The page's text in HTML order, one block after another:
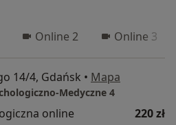
Online 2 Online 3
14/4, Gdańsk • Mapa
Medyczne 4
online
220 zł